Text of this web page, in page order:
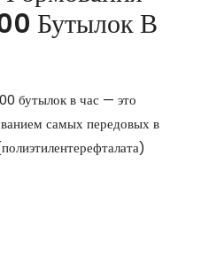
Бутылок В
бутылок в час — это
самых передовых в